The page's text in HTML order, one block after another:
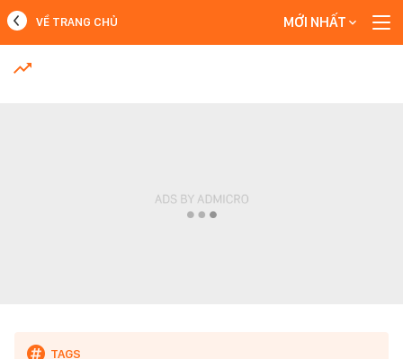
MỚI NHẤT
VỀ TRANG CHỦ MỚI NHẤT